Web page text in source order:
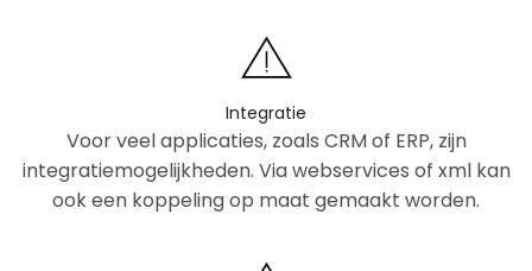
Integratie
Voor veel applicaties, zoals CRM of ERP, zijn
integratiemogelijkheden. Via webservices of xml kan
ook een koppeling op maat gemaakt worden.